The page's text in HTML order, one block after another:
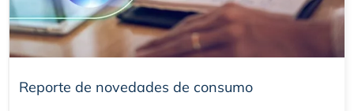
Reporte de novedades de consumo